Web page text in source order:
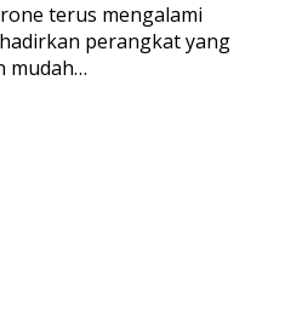
terus mengalami
perangkat yang
mudah…